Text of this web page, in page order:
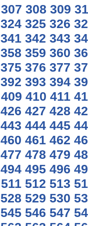
307 308 309
324 325 326
341 342 343
358 359 360
375 376 377
392 393 394
409 410 411
426 427 428
443 444 445
460 461 462
477 478 479
494 495 496
511 512 513
528 529 530
545 546 547